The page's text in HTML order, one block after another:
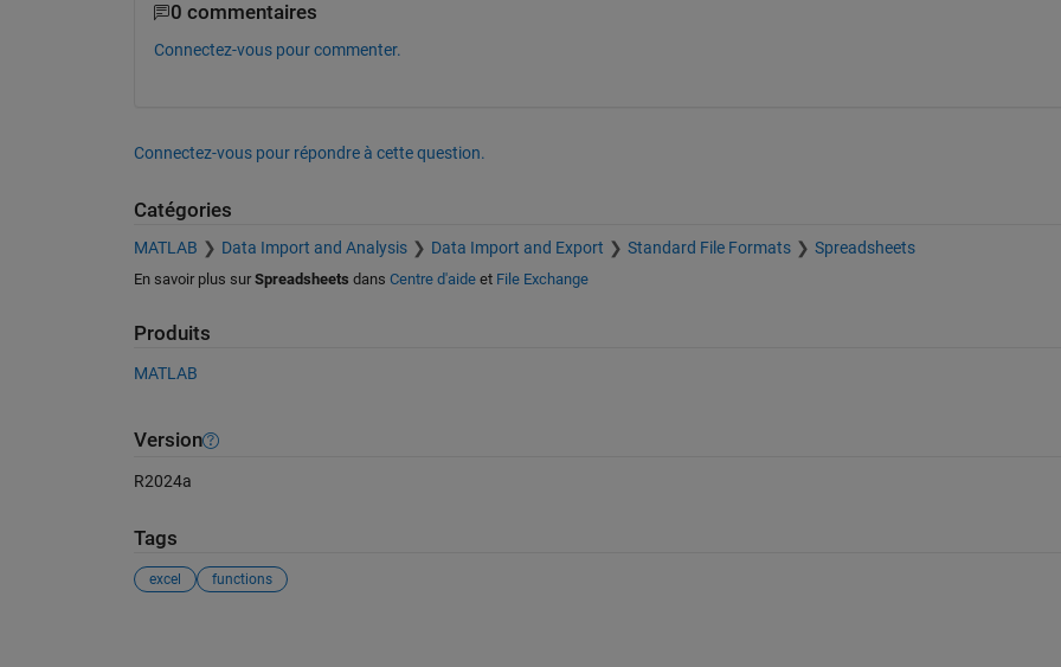
0 commentaires
Connectez-vous pour commenter.
Connectez-vous pour répondre à cette question.
Catégories
MATLAB Data Import and Analysis Data Import and Export Standard File Formats Spreadsheets
En savoir plus sur Spreadsheets dans Centre d'aideet File Exchange
Produits
MATLAB
Version
R2024a
Tags
excel functions